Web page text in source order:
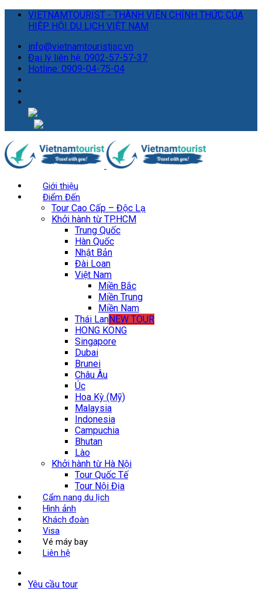
VIETNAMTOURIST - THÀNH VIÊN CHÍNH THỨC CỦA
HIỆP HỘI DU LỊCH VIỆT NAM
info@vietnamtouristjsc.vn
Đại lý liên hệ: 0902-57-57-37
Hotline: 0909-04-75-04
Giới thiệu
Điểm Đến
Tour Cao Cấp – Độc Lạ
Khởi hành từ TP.HCM
Trung Quốc
Hàn Quốc
Nhật Bản
Đài Loan
Việt Nam
Miền Bắc
Miền Trung
Miền Nam
Thái LanNEW TOUR
HONG KONG
Singapore
Dubai
Brunei
Châu Âu
Úc
Hoa Kỳ (Mỹ)
Malaysia
Indonesia
Campuchia
Bhutan
Lào
Khởi hành từ Hà Nội
Tour Quốc Tế
Tour Nội Địa
Cẩm nang du lịch
Hình ảnh
Khách đoàn
Visa
Vé máy bay
Liên hệ
Yêu cầu tour